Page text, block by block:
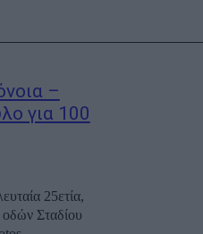
–
για 100
25ετία,
Σταδίου